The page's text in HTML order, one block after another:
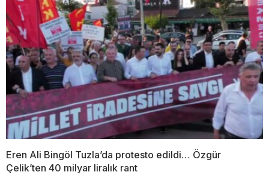
Eren Ali Bingöl Tuzla’da protesto edildi… Özgür
Çelik’ten 40 milyar liralık rant